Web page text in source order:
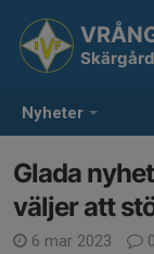
Nyheter
Glada
väljer att
6 mar 2023